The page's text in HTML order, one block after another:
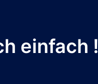
einfach !